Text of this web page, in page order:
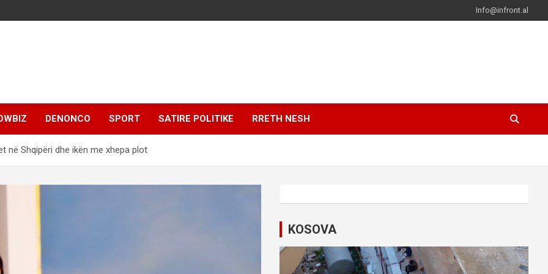
Info@infront.al
DENONCO SPORT SATIRE POLITIKE RRETH NESH
në Shqipëri dhe ikën me xhepa plot
KOSOVA